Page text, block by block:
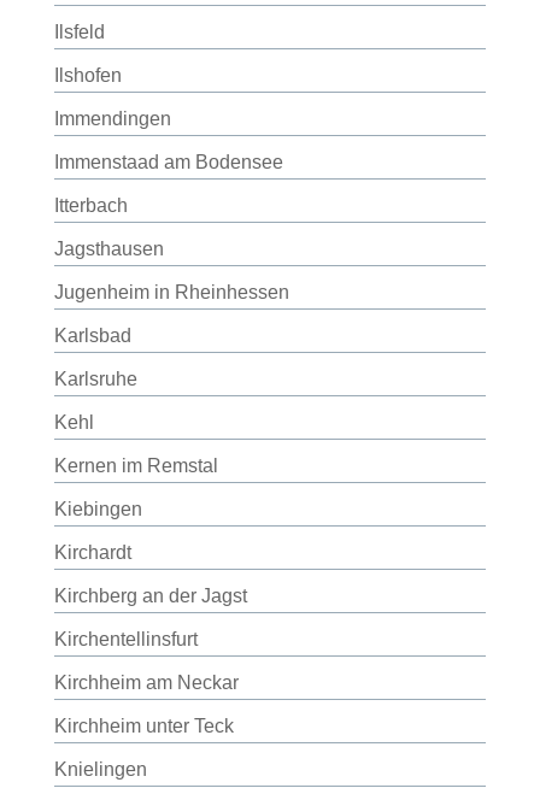
Ilsfeld
Ilshofen
Immendingen
Immenstaad am Bodensee
Itterbach
Jagsthausen
Jugenheim in Rheinhessen
Karlsbad
Karlsruhe
Kehl
Kernen im Remstal
Kiebingen
Kirchardt
Kirchberg an der Jagst
Kirchentellinsfurt
Kirchheim am Neckar
Kirchheim unter Teck
Knielingen